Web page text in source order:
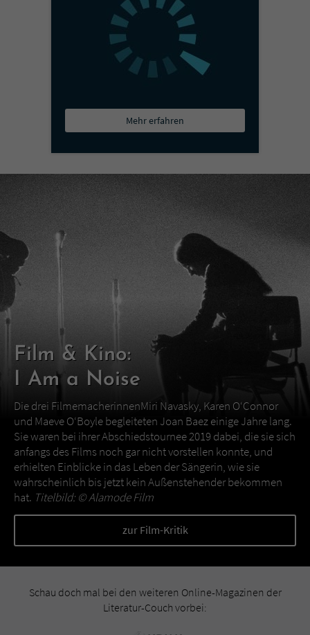
Mehr erfahren
Film & Kino:
I Am a Noise
Die drei FilmemacherinnenMiri Navasky, Karen O‘Connor
und Maeve O‘Boyle begleiteten Joan Baez einige Jahre lang.
Sie waren bei ihrer Abschiedstournee 2019 dabei, die sie sich
anfangs des Films noch gar nicht vorstellen konnte, und
erhielten Einblicke in das Leben der Sängerin, wie sie
wahrscheinlich bis jetzt kein Außenstehender bekommen
hat. Titelbild: ©Alamode Film
zur Film-Kritik
Schau doch mal bei den weiteren Online-Magazinen der
Literatur-Couch vorbei: